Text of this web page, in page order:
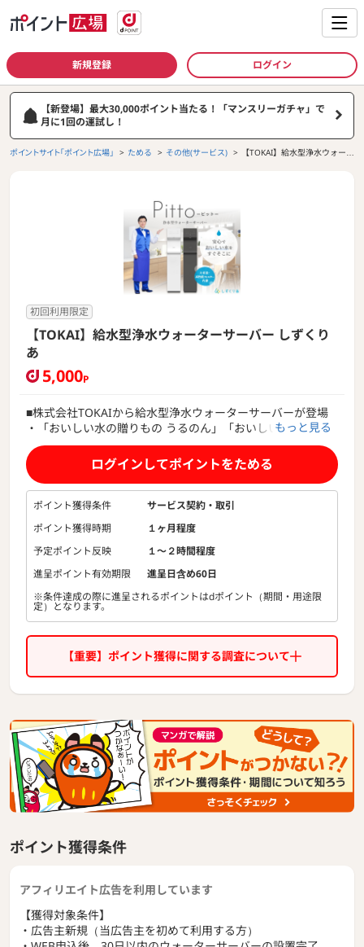
新規登録 ログイン
【新登場】最大30,000ポイント当たる！「マンスリーガチャ」で
月に1回の運試し！
ポイントサイト「ポイント広場」 ためる その他(サービス)
【TOKAI】給水型浄水ウォータ
初回利用限定
【TOKAI】給水型浄水ウォーターサーバー しずくり
あ
5,000P
■株式会社TOKAIから給水型浄水ウォーターサーバーが登場
・「おいしい水の贈りもの うるのん」「おいしい水の宅配
便」ブランドで、
富士山のふもとで採れたおいしい天然水をお届けする、株式
会社TOKAIから給水型浄水ウォーターサーバーが登場。
■給水型浄水ウォーターサーバー「しずくりあ」の特徴
・水道水を注ぐだけ！毎月定額できれいなお水がいつでも使
い放題。
・お水を定期購入するタイプのウォーターサーバーと違い、
重たいお水の運搬・交換やペットボトルごみの処理は不要。
環境にもやさしく、ストレスフリーな使い心地。
・交換用フィルターは6ヶ月ごとに無料でお届け。
・給水タンクは取り外して洗えるのでいつでも清潔。
場所は自由自在。
■高性能モデル「Pittoーピットー」の特徴
・大容量フィルターで1日あたり14ℓまで浄水可能。
・冷水、温水はもちろん常温水も抽出できる。
・ティッシュ1箱分の幅でおけるスリムデザイン。
もっと見る
ログインしてポイントをためる
ポイント獲得条件
サービス契約・取引
ポイント獲得時期
１ヶ月程度
予定ポイント反映
１〜２時間程度
進呈ポイント有効期限
進呈日含め60日
※条件達成の際に進呈されるポイントはdポイント（期間・用途限
定）となります。
【重要】ポイント獲得に関する調査について
ポイント獲得条件
アフィリエイト広告を利用しています
【獲得対象条件】
・広告主新規（当広告主を初めて利用する方）